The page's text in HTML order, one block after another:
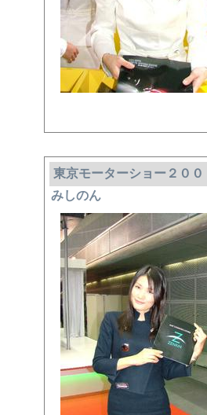
東京モーターショー２０
みしのん